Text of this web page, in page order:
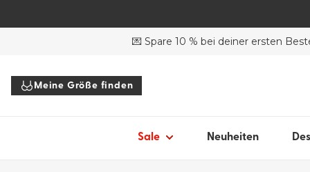
💌 Spare 10 % bei deiner ersten
Meine Größe finden
Sale
SALE DESSOUSSALE BADEANZÜGE
Alle Sale Neuheiten